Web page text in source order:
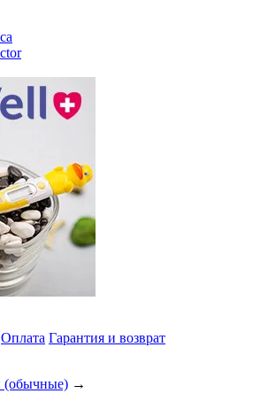
Оплата Гарантия и возврат
(обычные) →